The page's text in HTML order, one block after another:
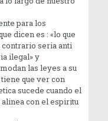
para los
dicen es : «lo que
seria anti
ilegal» y
las leyes a su
que ver con
sucede cuando el
con el espiritu